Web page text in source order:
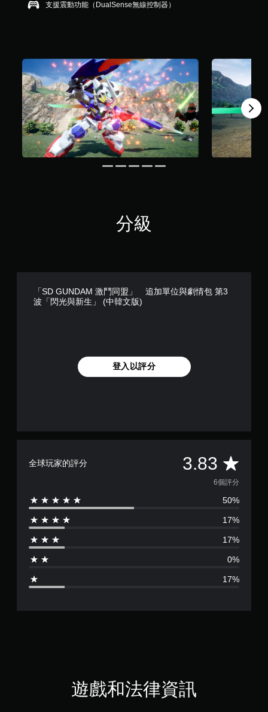
支援震動功能（DualSense無線控制器）
分級
「SD GUNDAM 激鬥同盟」 追加單位與劇情包 第3
波「閃光與新生」 (中韓文版)
登入以評分
全球玩家的評分 3.83 平
均
評
分
3
8
6個評分
50%
17%
17%
0%
17%
遊戲和法律資訊